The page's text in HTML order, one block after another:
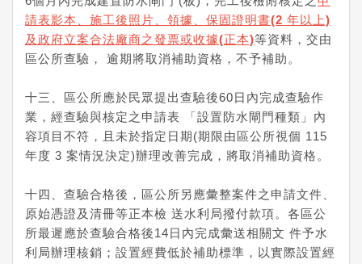
請表影本、施工後照片、領據、保固證明書(2 年以上)
及政府立案合法廠商之發票或收據(正本)等資料，交由
區公所查驗， 逾期將取消補助資格，不予補助。
十三、區公所應於民眾提出查驗後60日內完成查驗作
業，經查驗與核定之申請表 「設置防水閘門種類」內
容項目不符，且未於指定日期(期限由區公所視個 115
年度 3 案情況決定)辦理改善完成，將取消補助資格。
十四、查驗合格後，區公所另應彙整案件之申請文件、
原始憑證及清冊等正本檢 送水利局撥付款項。各區公
所最遲應於查驗合格後14日內完成彙送相關文 件予水
利局辦理核銷；設置經費低於補助標準，以實際設置經